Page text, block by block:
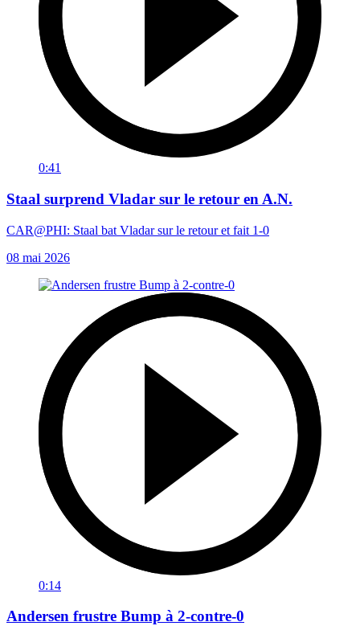
0:41
Staal surprend Vladar sur le retour en A.N.
CAR@PHI: Staal bat Vladar sur le retour et fait 1-0
08 mai 2026
0:14
Andersen frustre Bump à 2-contre-0